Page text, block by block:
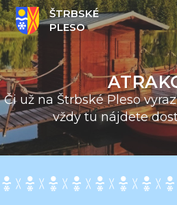
ŠTRBSKÉ
PLESO
Či už na Štrbské Pleso
vždy tu nájdete